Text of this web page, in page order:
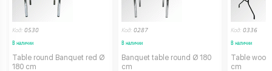
Код: 0530
В наличии
Table round Banquet red Ø
180 cm
Код: 0287
В наличии
Banquet table round Ø 180
cm
Код: 0336
В наличии
Table
cm